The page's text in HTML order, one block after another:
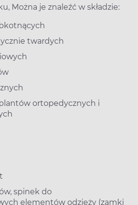
Można je znaleźć w składzie:
twardych
ortopedycznych i
spinek do
elementów odzieży (zamki